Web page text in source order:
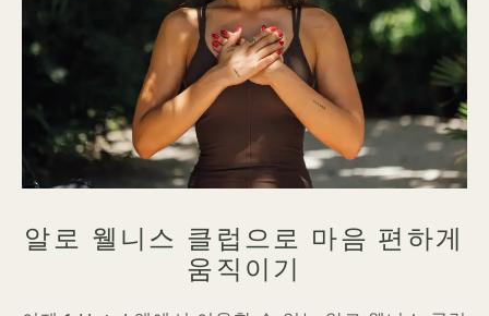
알로 웰니스 클럽으로 마음 편하게
움직이기